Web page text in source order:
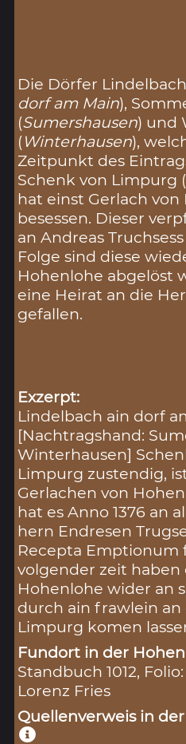
Die Dörfer
dorf am Main),
(Sumershausen) und
(Winterhausen),
Zeitpunkt des
Schenk von Limpurg (
hat einst Gerlach
besessen. Dieser
an Andreas Truchsess
Folge sind diese
Hohenlohe abgelöst
eine Heirat an die
gefallen.
Exzerpt:
Lindelbach ain dorf
[Nachtragshand:
Winterhausen]
Limpurg zustendig,
Gerlachen von
hat es Anno 1376 an
hern Endresen
Recepta Emptionum
volgender zeit haben
Hohenlohe wider an
durch ain frawlein an
Limpurg komen
Fundort in der
Standbuch 1012,
Lorenz Fries
Quellenverweis in